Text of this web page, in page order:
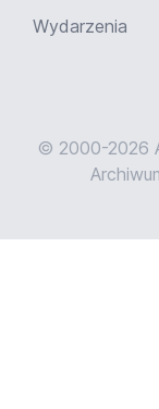
Wydarzenia
© 2000-2026